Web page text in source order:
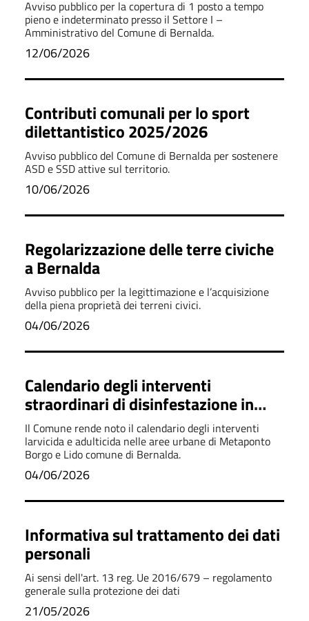
Avviso pubblico per la copertura di 1 posto a tempo
pieno e indeterminato presso il Settore I –
Amministrativo del Comune di Bernalda.
12/06/2026
Contributi comunali per lo sport
dilettantistico 2025/2026
Avviso pubblico del Comune di Bernalda per sostenere
ASD e SSD attive sul territorio.
10/06/2026
Regolarizzazione delle terre civiche
a Bernalda
Avviso pubblico per la legittimazione e l’acquisizione
della piena proprietà dei terreni civici.
04/06/2026
Calendario degli interventi
straordinari di disinfestazione in
Metaponto
Il Comune rende noto il calendario degli interventi
larvicida e adulticida nelle aree urbane di Metaponto
Borgo e Lido comune di Bernalda.
04/06/2026
Informativa sul trattamento dei dati
personali
Ai sensi dell'art. 13 reg. Ue 2016/679 – regolamento
generale sulla protezione dei dati
21/05/2026